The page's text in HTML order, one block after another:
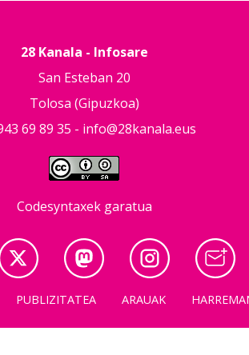
28 Kanala - Infosare
San Esteban 20
Tolosa (Gipuzkoa)
69 89 35 - info@28kanala.eus
Codesyntaxek garatua
PUBLIZITATEA ARAUAK